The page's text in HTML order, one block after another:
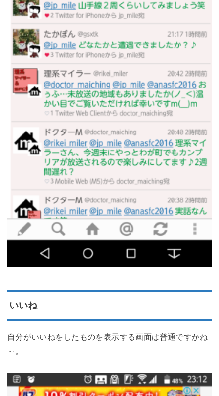
いいね
自分がいいねをしたものを表示する画面は普通ですかね
～。